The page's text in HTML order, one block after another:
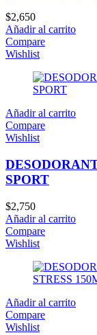
$2,650
Añadir al carrito
Compare
Wishlist
Añadir al carrito
Compare
Wishlist
SPORT
$2,750
Añadir al carrito
Compare
Wishlist
Añadir al carrito
Compare
Wishlist